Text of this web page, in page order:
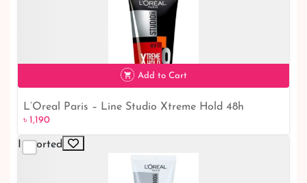
৳ 1,290
৳ 1,190
Add to Cart
L’Oreal Paris – Line Studio Xtreme Hold 48h
Indestructible Hair Gel – 150ml
৳ 1,190
Imported